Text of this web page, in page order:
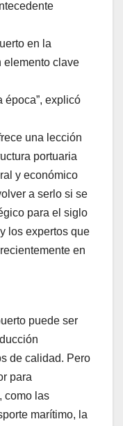
en la
elemento clave
época”, explicó
una lección
portuaria
y económico
a serlo si se
para el siglo
los expertos que
en
puede ser
de calidad. Pero
para
como las
marítimo, la